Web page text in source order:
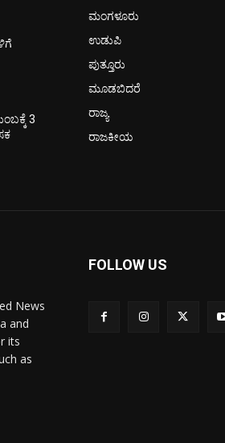
3
ಮಂಗಳೂರು
ಉಡುಪಿ
ಪುತ್ತೂರು
ಮೂಡಬಿದರೆ
ರಾಜ್ಯ
ರಾಜಕೀಯ
News
and
its
as
FOLLOW US